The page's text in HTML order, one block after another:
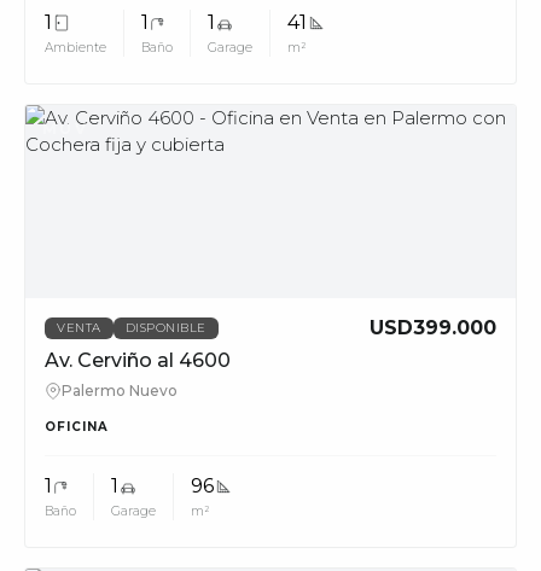
1
Ambiente
1
Baño
1
Garage
41
m²
MUV
VENTA DISPONIBLE
USD399.000
Av. Cerviño al 4600
Palermo Nuevo
OFICINA
1
Baño
1
Garage
96
m²